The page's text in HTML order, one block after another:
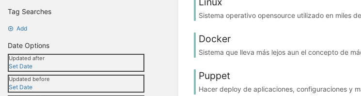
Tag Searches
Add
Date Options
Updated after
Set Date
Updated before
Set Date
Sistema operativo opensource utilizado en miles
Docker
Sistema que lleva más lejos aun el concepto de
Puppet
Hacer deploy de aplicaciones, configuraciones y